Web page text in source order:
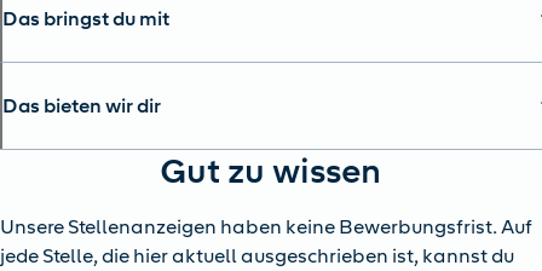
Das bringst du mit
Das bieten wir dir
Gut zu wissen
Unsere Stellenanzeigen haben keine Bewerbungsfrist. Auf
jede Stelle, die hier aktuell ausgeschrieben ist, kannst du